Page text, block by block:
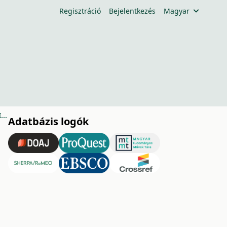
Regisztráció Bejelentkezés Magyar
BESZÁMOLÓ AZ 55. REBAKUCS KONFERENCIÁRÓLAdatbázis logók